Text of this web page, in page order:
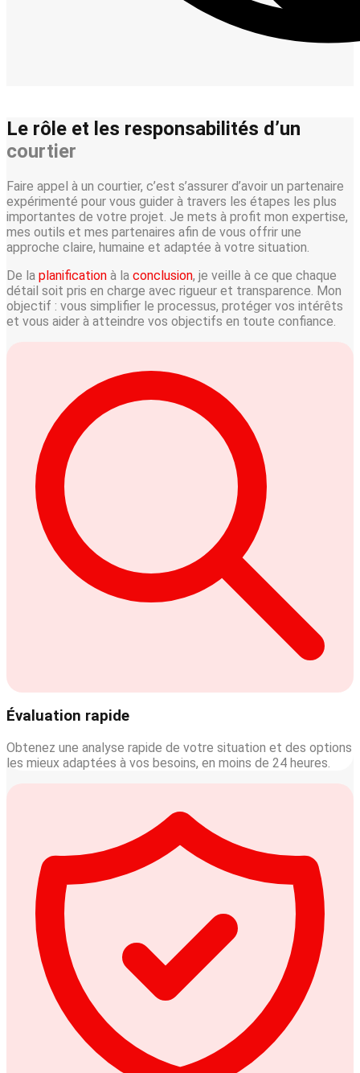
Le rôle et les responsabilités d’un
courtier
Faire appel à un courtier, c’est s’assurer d’avoir un partenaire
expérimenté pour vous guider à travers les étapes les plus
importantes de votre projet. Je mets à profit mon expertise,
mes outils et mes partenaires afin de vous offrir une
approche claire, humaine et adaptée à votre situation.
De la planification à la conclusion, je veille à ce que chaque
détail soit pris en charge avec rigueur et transparence. Mon
objectif : vous simplifier le processus, protéger vos intérêts
et vous aider à atteindre vos objectifs en toute confiance.
Évaluation rapide
Obtenez une analyse rapide de votre situation et des options
les mieux adaptées à vos besoins, en moins de 24 heures.